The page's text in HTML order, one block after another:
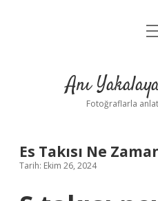
Yasal
Anı
Fotoğraflarla
Es Takısı Ne
Tarih: Ekim 26, 2024